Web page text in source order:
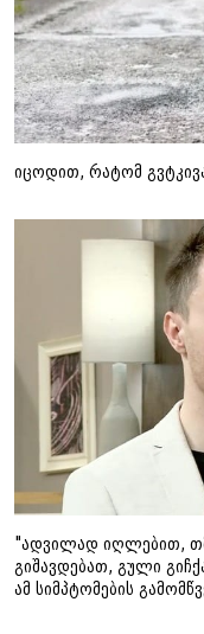
იცოდით, რატომ გვტკივა
"ადვილად იღლებით,
გიშავდებათ, გული
ამ სიმპტომების